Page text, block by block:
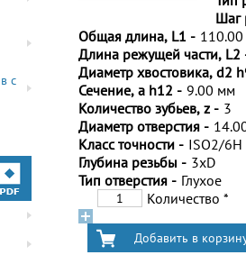
с
Шаг
Общая длина, L1 -
Длина режущей части, L2
Диаметр хвостовика, d2
Сечение, a h12 - 9.00 мм
Количество зубьев, z - 3
Диаметр отверстия -
Класс точности - ISO2/6H
Глубина резьбы - 3xD
Тип отверстия - Глухое
Количество *